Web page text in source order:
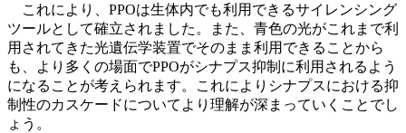
これにより、PPOは生体内でも利用できるサイレンシング
ツールとして確立されました。また、青色の光がこれまで利
用されてきた光遺伝学装置でそのまま利用できることから
も、より多くの場面でPPOがシナプス抑制に利用されるよう
になることが考えられます。これによりシナプスにおける抑
制性のカスケードについてより理解が深まっていくことでし
ょう。